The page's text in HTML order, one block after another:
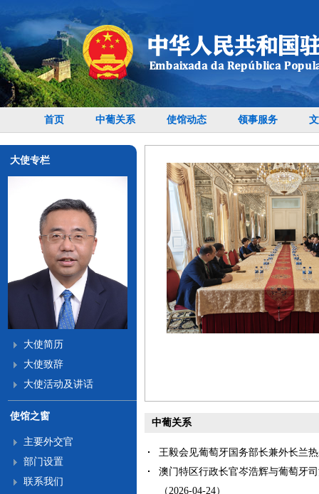
首页 中葡关系 使馆动态 领事服务
大使专栏
大使简历
大使致辞
大使活动及讲话
使馆之窗
主要外交官
部门设置
联系我们
中葡关系
王毅会见葡萄牙国务部长兼外长兰
澳门特区行政长官岑浩辉与葡萄牙
（2026-04-24）